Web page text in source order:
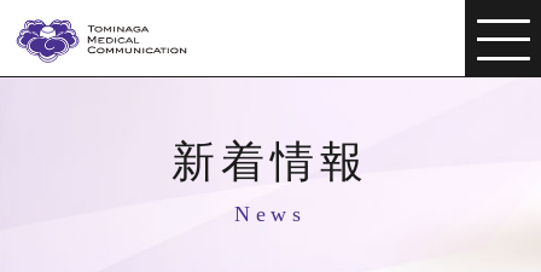
新着情報
News